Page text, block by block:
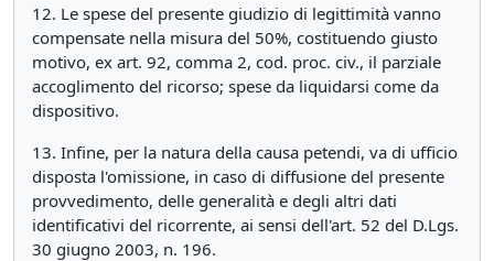
12. Le spese del presente giudizio di legittimità vanno
compensate nella misura del 50%, costituendo giusto
motivo, ex art. 92, comma 2, cod. proc. civ., il parziale
accoglimento del ricorso; spese da liquidarsi come da
dispositivo.
13. Infine, per la natura della causa petendi, va di ufficio
disposta l'omissione, in caso di diffusione del presente
provvedimento, delle generalità e degli altri dati
identificativi del ricorrente, ai sensi dell'art. 52 del D.Lgs.
30 giugno 2003, n. 196.